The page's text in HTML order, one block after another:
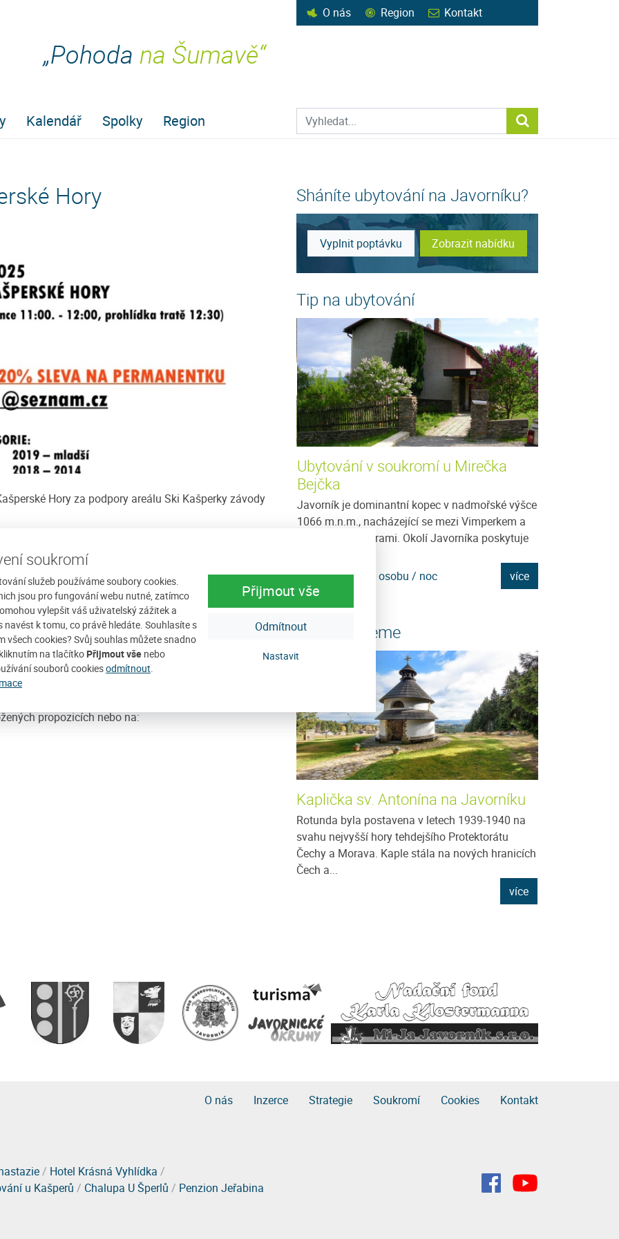
soukromí
služeb používáme soubory cookies.
jsou pro fungování webu nutné, zatímco
vylepšit váš uživatelský zážitek a
navést k tomu, co právě hledáte. Souhlasíte s
všech cookies? Svůj souhlas můžete snadno
na tlačítko Přijmout vše nebo
souborů cookiesodmítnout.
Přijmout vše
Odmítnout
Nastavit
O nás Region Kontakt
„Pohoda na Šumavě“
Prohledat web
Kalendář Spolky Region
Hory
Hory za podpory areálu Ski Kašperky závody
propozicích nebo na:
Sháníte ubytování na Javorníku?
Vyplnit poptávku Zobrazit nabídku
Tip na ubytování
Každý
více
Penzion Anastazie
Hora v jihozápadní části Šumavy v nadmořské
Cena: 300 Kč za osobu / noc
Ubytování v soukromí u Mirečka
Bejčka
Javorník je dominantní kopec v nadmořské výšce
1066 m.n.m., nacházející se mezi Vimperkem a
Kašperskými horami. Okolí Javorníka poskytuje
Cena: 300 Kč za osobu / noc
více
Doporučujeme
Kaplička sv. Antonína na Javorníku
Rotunda byla postavena v letech 1939-1940 na
svahu nejvyšší hory tehdejšího Protektorátu
Čechy a Morava. Kaple stála na nových hranicích
Čech a...
více
O nás Inzerce Strategie Soukromí Cookies Kontakt
/ Hotel Krásná Vyhlídka /
u Kašperů / Chalupa U Šperlů / Penzion Jeřabina